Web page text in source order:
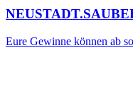
Eure Gewinne können ab